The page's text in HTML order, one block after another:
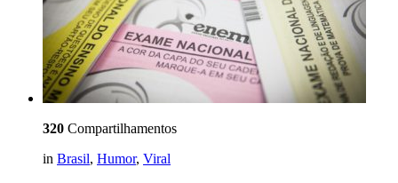
320 Compartilhamentos
in Brasil, Humor, Viral